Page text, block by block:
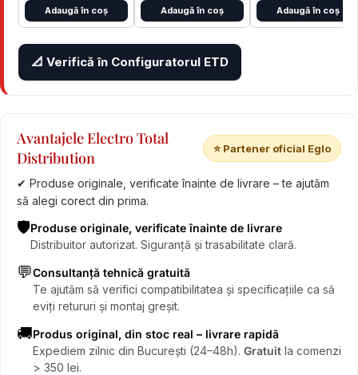
Adaugă în coș Adaugă în coș Adaugă în coș
📐 Verifică în Configuratorul ETD
Avantajele Electro Total
Distribution
⭐ Partener oficial Eglo
✔ Produse originale, verificate înainte de livrare – te ajutăm
să alegi corect din prima.
🛡️Produse originale, verificate înainte de livrare
Distribuitor autorizat. Siguranță și trasabilitate clară.
💬Consultanță tehnică gratuită
Te ajutăm să verifici compatibilitatea și specificațiile ca să
eviți retururi și montaj greșit.
🚚Produs original, din stoc real – livrare rapidă
Expediem zilnic din București (24–48h). Gratuit la comenzi
> 350 lei.